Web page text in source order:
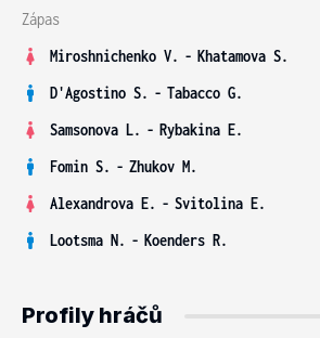
Zápas
Miroshnichenko V. - Khatamova S.
D'Agostino S. - Tabacco G.
Samsonova L. - Rybakina E.
Fomin S. - Zhukov M.
Alexandrova E. - Svitolina E.
Lootsma N. - Koenders R.
Profily hráčů